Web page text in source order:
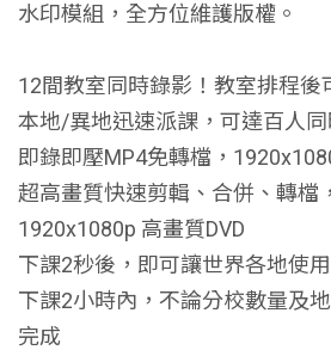
水印模組，全方位維護版權。
12間教室同時錄影！教室排程後
本地/異地迅速派課，可達百人同
即錄即壓MP4免轉檔，
超高畫質快速剪輯、合併、轉檔
1920x1080p 高畫質DVD
下課2秒後，即可讓世界各地使
下課2小時內，不論分校數量及
完成